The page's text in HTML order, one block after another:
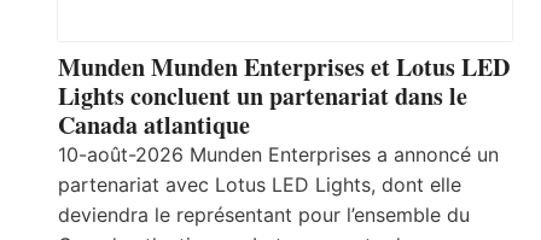
Munden Munden Enterprises et Lotus LED
Lights concluent un partenariat dans le
Canada atlantique
10-août-2026 Munden Enterprises a annoncé un
partenariat avec Lotus LED Lights, dont elle
deviendra le représentant pour l’ensemble du